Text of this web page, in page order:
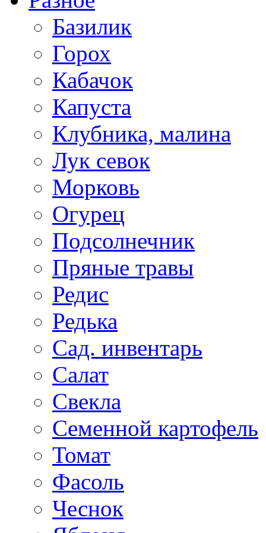
Базилик
Горох
Кабачок
Капуста
Клубника, малина
Лук севок
Морковь
Огурец
Подсолнечник
Пряные травы
Редис
Редька
Сад. инвентарь
Салат
Свекла
Семенной картофель
Томат
Фасоль
Чеснок